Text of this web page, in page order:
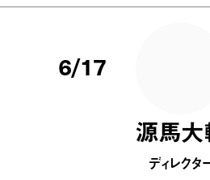
6/17
源馬大
ディレクタ